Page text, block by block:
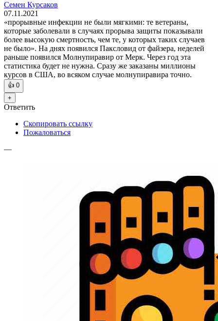
Семен Курсаков
07.11.2021
«прорывные инфекции не были мягкими: те ветераны,
которые заболевали в случаях прорыва защиты показывали
более высокую смертность, чем те, у которых таких случаев
не было». На днях появился Паксловид от файзера, неделей
раньше появился Молнупиравир от Мерк. Через год эта
статистика будет не нужна. Сразу же заказаны миллионы
курсов в США, во всяком случае молнупиравира точно.
👍 0
+
Ответить
Скопировать ссылку
Пожаловаться
—